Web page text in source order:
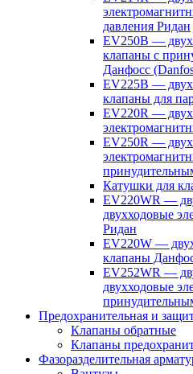
давления Ридан
EV250B —
клапаны с
Данфосс
EV225B —
клапаны для
EV220R —
EV250R —
Катушки для
EV220WR —
двухходовые
Ридан
EV220W —
клапаны
EV252WR —
двухходовые
Предохранительная и
Клапаны обратные
Клапаны
Фазоразделительная